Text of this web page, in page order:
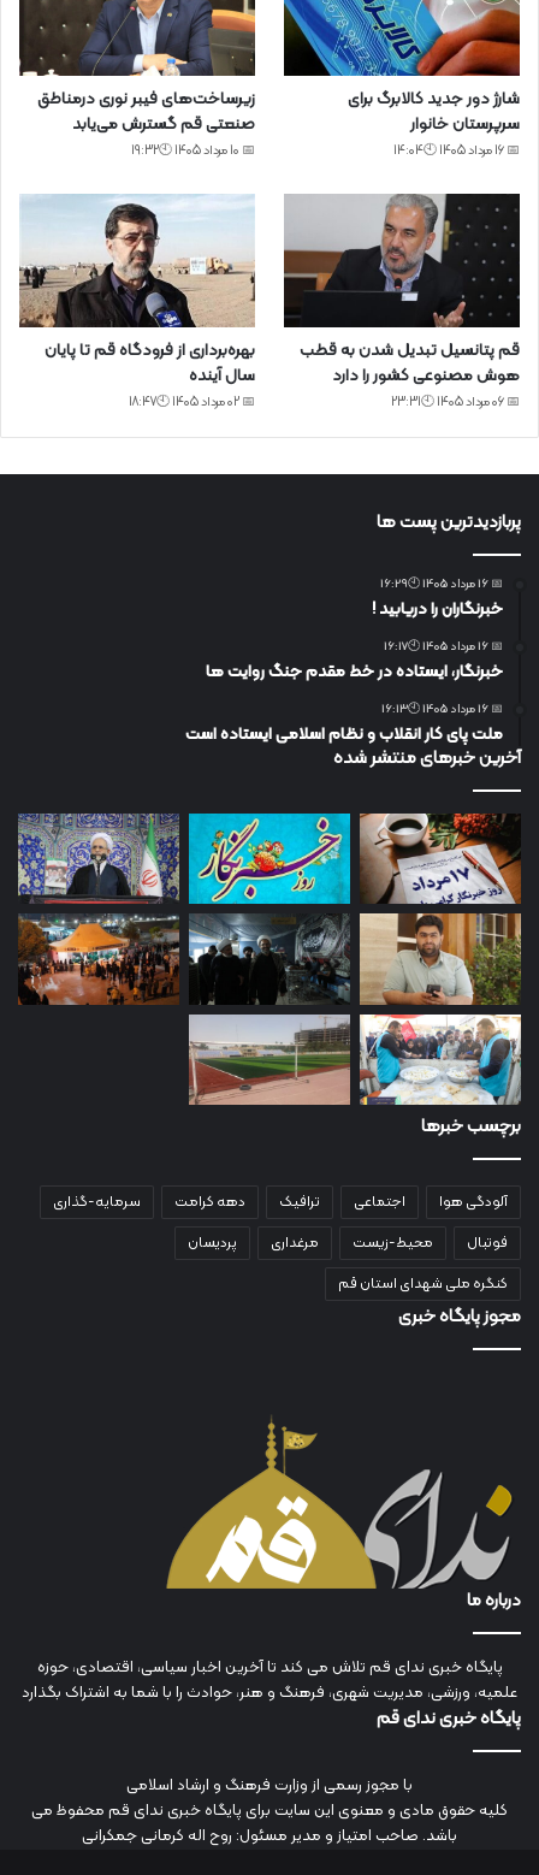
شارژ دور جدید کالابرگ برای
سرپرستان خانوار
📅 16 مرداد 1405 🕙14:04
زیرساخت‌های فیبر نوری درمناطق
صنعتی قم گسترش می‌یابد
📅 10 مرداد 1405 🕙19:32
قم پتانسیل تبدیل شدن به قطب
هوش مصنوعی کشور را دارد
📅 06 مرداد 1405 🕙23:31
بهره‌برداری از فرودگاه قم تا پایان
سال آینده
📅 02 مرداد 1405 🕙18:47
پربازدیدترین پست ها
📅 16 مرداد 1405 🕙16:29
خبرنگاران را دریابید !
📅 16 مرداد 1405 🕙16:17
خبرنگار، ایستاده در خط مقدم جنگ روایت ها
📅 16 مرداد 1405 🕙16:13
ملت پای کار انقلاب و نظام اسلامی ایستاده است
آخرین خبرهای منتشر شده
برچسب خبرها
آلودگی هوا اجتماعی ترافیک دهه کرامت
سرمایه-گذاری
فوتبال
محیط-زیست مرغداری
پردیسان
کنگره ملی شهدای استان قم
مجوز پایگاه خبری
درباره ما
پایگاه خبری ندای قم تلاش می کند تا آخرین اخبار سیاسی، اقتصادی، حوزه
علمیه، ورزشی، مدیریت شهری، فرهنگ و هنر، حوادث را با شما به اشتراک بگذارد
پایگاه خبری ندای قم
با مجوز رسمی از وزارت فرهنگ و ارشاد اسلامی
کلیه حقوق مادی و معنوی این سایت برای پایگاه خبری ندای قم محفوظ می
باشد. صاحب امتیاز و مدیر مسئول: روح اله کرمانی جمکرانی